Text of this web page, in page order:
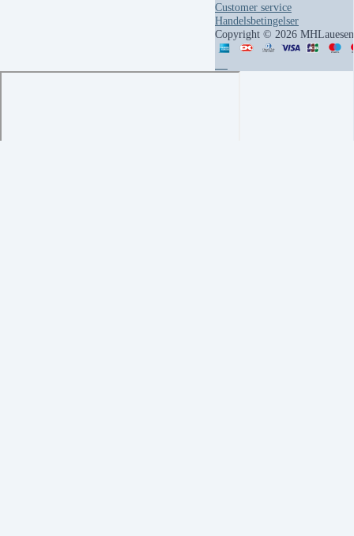
Customer service
Handelsbetingelser
Copyright © 2026 MHLauesen